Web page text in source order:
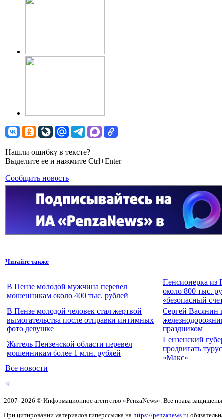
Нашли ошибку в тексте?
Выделите ее и нажмите Ctrl+Enter
Сообщить новость
Читайте также
В Пензе молодой мужчина перевел
мошенникам около 400 тыс. рублей
Пенсионерка из
около 800 тыс.
«безопасный
В Пензе молодой человек стал жертвой
вымогательства после отправки интимных
фото девушке
Сергей Васянин
праздником
Житель Пензенской области перевел
мошенникам более 1 млн. рублей
Пензенский
продвигать
«Макс»
Все новости
2007–2026 © Информационное агентство «PenzaNews». Все права
При цитировании материалов гиперссылка на https://penzanews.ru